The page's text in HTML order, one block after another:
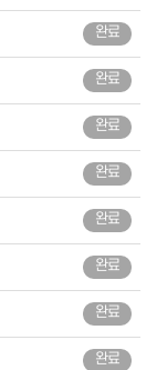
완료
완료
완료
완료
완료
완료
완료
완료